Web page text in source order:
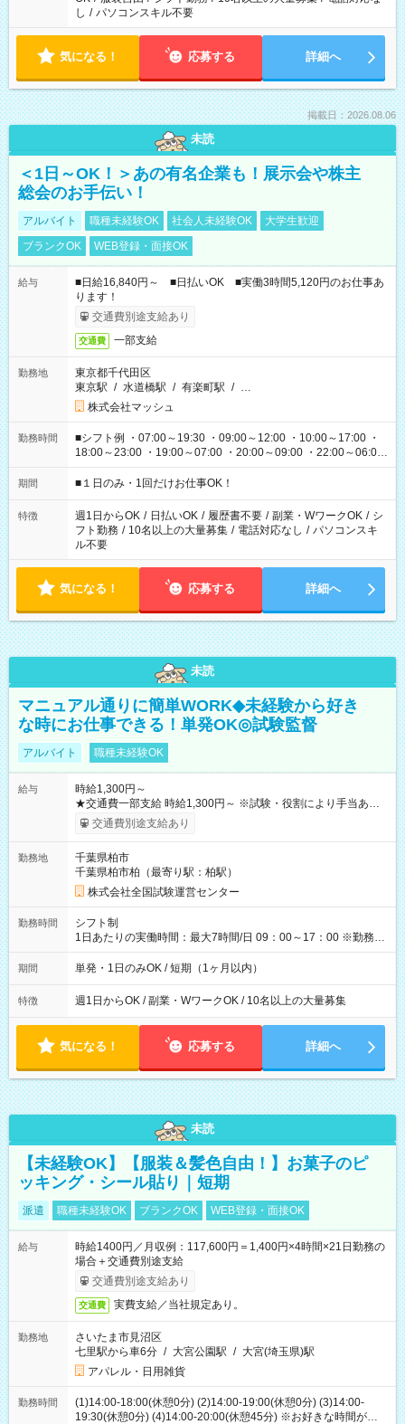
し / パソコンスキル不要
気になる！ 応募する 詳細へ
掲載日：2026.08.06
未読
＜1日～OK！＞あの有名企業も！展示会や株主
総会のお手伝い！
アルバイト 職種未経験OK 社会人未経験OK
大学生歓迎
ブランクOK
WEB登録・面接OK
給与
■日給16,840円～ ■日払いOK ■実働3時間5,120円のお仕事あ
ります！
交通費別途支給あり
交通費 一部支給
勤務地
東京都千代田区
東京駅 / 水道橋駅 / 有楽町駅 / …
株式会社マッシュ
勤務時間
■シフト例 ・07:00～19:30 ・09:00～12:00 ・10:00～17:00 ・
18:00～23:00 ・19:00～07:00 ・20:00～09:00 ・22:00～06:00
etc ★最短で3時間で5,120円のお仕事から 15時間で2万円近く稼
げるお仕事も！ ご希望のお時間に合わせてご紹介！ ※シフトは
ください！
期間 ■１日のみ・1回だけお仕事OK！
特徴 週1日からOK / 日払いOK / 履歴書不要 / 副業・WワークOK / シ
フト勤務 / 10名以上の大量募集 / 電話対応なし / パソコンスキ
ル不要
気になる！ 応募する 詳細へ
未読
マニュアル通りに簡単WORK◆未経験から好き
な時にお仕事できる！単発OK◎試験監督
アルバイト 職種未経験OK
給与
時給1,300円～
★交通費一部支給 時給1,300円～ ※試験・役割により手当あり
※勤務回数により昇給あり 【即給（前払い）オプションあ
り！】 希望される場合、勤務から1週間ほどで給与の一部を受け
例】 ・河合塾模擬試験 8:30～17:30（休憩1時間） 時給1,300円
×8時間＝日収10,400円＋交通費 ※当日の役割により時給＋100
円の場合あり ・国家試験 7:00～13:30（休憩なし） 時給1,300
円（役割手当＋100円）×6時間＝日収8,400円＋交通費 【試用期
間】試用期間なし
交通費別途支給あり
勤務地
千葉県柏市
千葉県柏市柏（最寄り駅：柏駅）
株式会社全国試験運営センター
勤務時間
シフト制
1日あたりの実働時間：最大7時間/日 09：00～17：00 ※勤務時
間は 試験により異なります。
期間 単発・1日のみOK / 短期（1ヶ月以内）
特徴 週1日からOK / 副業・WワークOK / 10名以上の大量募集
気になる！ 応募する 詳細へ
未読
【未経験OK】【服装＆髪色自由！】お菓子のピ
ッキング・シール貼り｜短期
派遣 職種未経験OK ブランクOK WEB登録・面接OK
給与
時給1400円／月収例：117,600円＝1,400円×4時間×21日勤務の
場合＋交通費別途支給
交通費別途支給あり
交通費 実費支給／当社規定あり。
勤務地
さいたま市見沼区
七里駅から車6分 / 大宮公園駅 / 大宮(埼玉県)駅
アパレル・日用雑貨
勤務時間
(1)14:00-18:00(休憩0分) (2)14:00-19:00(休憩0分) (3)14:00-
19:30(休憩0分) (4)14:00-20:00(休憩45分) ※お好きな時間が選べ